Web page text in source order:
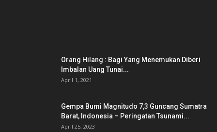
Orang Hilang : Bagi Yang Menemukan Diberi
Imbalan Uang Tunai...
April 1, 2021
Gempa Bumi Magnitudo 7,3 Guncang Sumatra
Barat, Indonesia – Peringatan Tsunami...
April 25, 2023